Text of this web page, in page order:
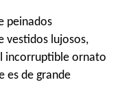
peinados
vestidos lujosos,
incorruptible ornato
es de grande